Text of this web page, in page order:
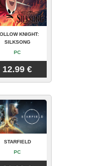
KNIGHT:
SILKSONG
PC
12.99 €
STARFIELD
PC